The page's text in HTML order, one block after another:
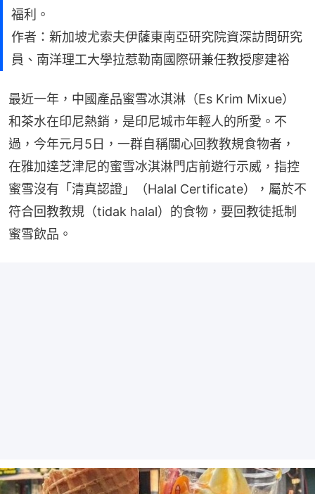
福利。
作者：新加坡尤索夫伊薩東南亞研究院資深訪問研究
員、南洋理工大學拉惹勒南國際研兼任教授廖建裕
最近一年，中國產品蜜雪冰淇淋（Es Krim Mixue）
和茶水在印尼熱銷，是印尼城市年輕人的所愛。不
過，今年元月5日，一群自稱關心回教教規食物者，
在雅加達芝津尼的蜜雪冰淇淋門店前遊行示威，指控
蜜雪沒有「清真認證」（Halal Certificate），屬於不
符合回教教規（tidak halal）的食物，要回教徒抵制
蜜雪飲品。